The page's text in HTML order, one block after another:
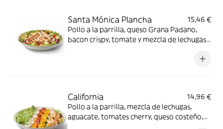
Santa Mónica Plancha
15,46 €
Pollo a la parrilla, queso Grana Padano,
bacon crispy, tomate y mezcla de lechugas
California
14,96 €
Pollo a la parrilla, mezcla de lechugas,
aguacate, tomates cherry, queso costeño,